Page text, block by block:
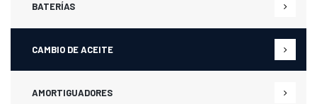
BATERÍAS
CAMBIO DE ACEITE
AMORTIGUADORES